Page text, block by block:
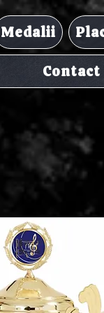
Medalii
Contact